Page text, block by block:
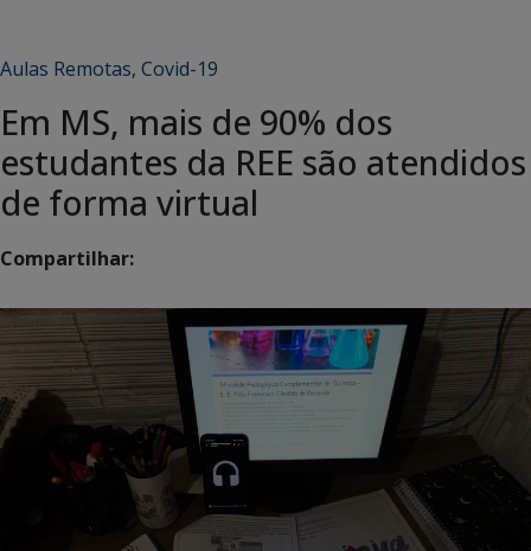
Aulas Remotas, Covid-19
Em MS, mais de 90% dos
estudantes da REE são atendidos
de forma virtual
Compartilhar: